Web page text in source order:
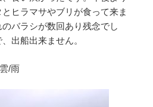
ヒラマサやブリが食って来ま
バラシが数回あり残念でし
出船出来ません。
/雨